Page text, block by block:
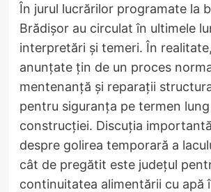
În jurul lucrărilor programate la
Brădișor au circulat în ultimele
interpretări și temeri. În
anunțate țin de un proces
mentenanță și reparații
pentru siguranța pe termen lung
construcției. Discuția
despre golirea temporară a
cât de pregătit este județul
continuitatea alimentării cu apă